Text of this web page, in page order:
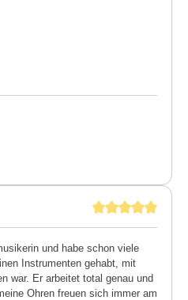
und habe schon viele
Instrumenten gehabt, mit
war. Er arbeitet total genau und
Ohren freuen sich immer am